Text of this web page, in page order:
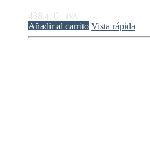
438,47€ + IVA
Añadir al carrito Vista rápida